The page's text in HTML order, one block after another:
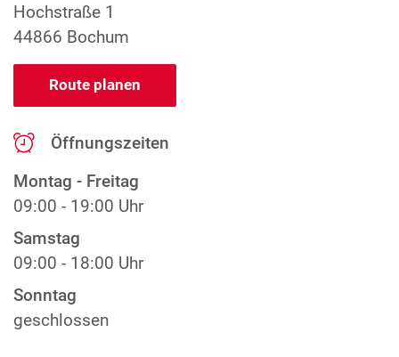
Hochstraße 1
44866 Bochum
Route planen
Öffnungszeiten
Montag - Freitag
09:00 - 19:00 Uhr
Samstag
09:00 - 18:00 Uhr
Sonntag
geschlossen